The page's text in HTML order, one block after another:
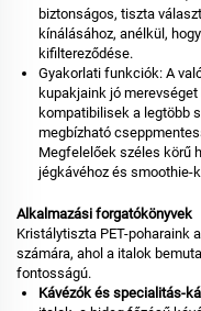
biztonságos, tiszta
kínálásához, anélkül,
kifiltereződése.
Gyakorlati funkciók: A
kupakjaink jó
kompatibilisek a legtöbb
megbízható
Megfelelőek széles körű
jégkávéhoz és smoothie-
Alkalmazási forgatókönyvek
Kristálytiszta PET-poharaink
számára, ahol a italok
fontosságú.
Kávézók és specialitás-